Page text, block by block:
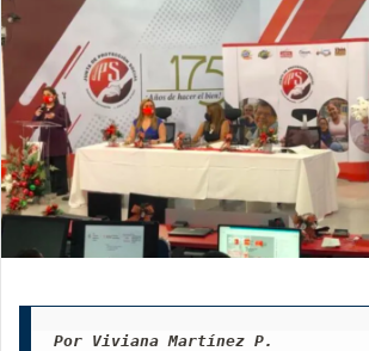
Por Viviana Martínez P.